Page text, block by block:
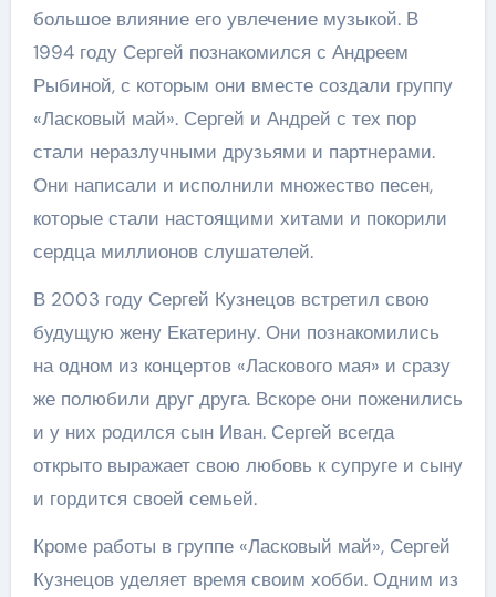
большое влияние его увлечение музыкой. В
1994 году Сергей познакомился с Андреем
Рыбиной, с которым они вместе создали группу
«Ласковый май». Сергей и Андрей с тех пор
стали неразлучными друзьями и партнерами.
Они написали и исполнили множество песен,
которые стали настоящими хитами и покорили
сердца миллионов слушателей.
В 2003 году Сергей Кузнецов встретил свою
будущую жену Екатерину. Они познакомились
на одном из концертов «Ласкового мая» и сразу
же полюбили друг друга. Вскоре они поженились
и у них родился сын Иван. Сергей всегда
открыто выражает свою любовь к супруге и сыну
и гордится своей семьей.
Кроме работы в группе «Ласковый май», Сергей
Кузнецов уделяет время своим хобби. Одним из